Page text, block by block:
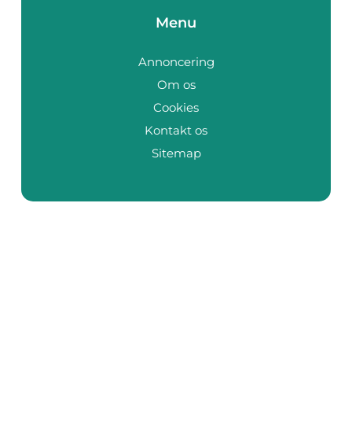
Menu
Annoncering
Om os
Cookies
Kontakt os
Sitemap